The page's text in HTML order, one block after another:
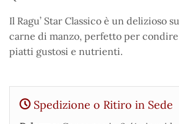
Il Ragu’ Star Classico è un delizioso
carne di manzo, perfetto per condire
piatti gustosi e nutrienti.
Spedizione o Ritiro in Sede